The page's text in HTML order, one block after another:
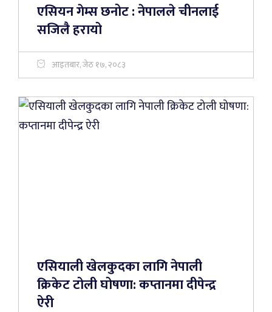
एसियन गेम्स छनोट : नेपालले चीनलाई
सजिलै हरायो
आइतबार, जेठ १७, २०८३
एसियाली खेलकुदका लागि नेपाली
क्रिकेट टोली घोषणा: कप्तानमा दीपेन्द्र
ऐरी